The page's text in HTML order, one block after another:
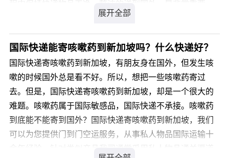
5-8工作日 单边长度>270cm?→不适用
21kg以上欧美区域大货→首选
FeDex 计费重量：实重与材积重取大者，材积重=长*宽*
高/5000
优势：东南亚 欧美 价格便宜
缺点：欧洲清关相对较弱，查货率高，附加费多，欧美航
班易延误 4-7工作日 单件重量>68kg→不适用
单边>274cm→不适用
长+2*宽+2*高>330cm→不适用
的。寄西装到美国国际快递，人们在选择国际快递公司
时，也难免无从下手，如何从国内方便、安全、又快捷地
快递包裹到海外亲人手中，寄西装到美国国际快递多久能
到？寄西装到美国国际快递比较好的国际快递公司有哪些
呢?
您可以登录我们官方网站 详细咨询，我司会有专业客服为
您解答，解决您寄西装到美国国际快递的疑虑。
国际快递能寄咳嗽药到新加坡吗？什么快递好？
国际快递寄咳嗽药到新加坡，有朋友身在国外，但发生咳
嗽的时候国外总是看不好。所以，想把一些咳嗽药寄过
去。但是，国际快递寄咳嗽药到新加坡，却是一个很大的
难题。咳嗽药属于国际敏感品，国际快递不承接。咳嗽药
到底能不能寄到国外？国际快递寄咳嗽药到新加坡，我们
可以为您提供门到门空运服务，从事私人物品国际运输十